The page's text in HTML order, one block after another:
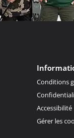
Conditions
Accessibilité
Gérer les